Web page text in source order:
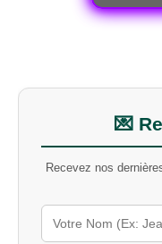
c
u
m
o
t
-
l
é
💌
Recevez nos